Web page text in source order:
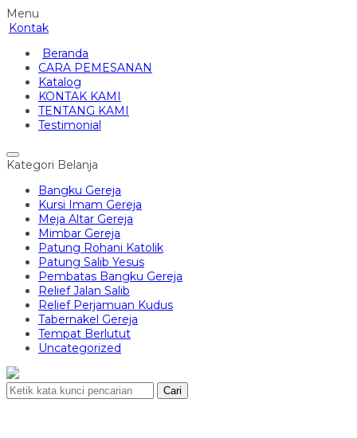
Menu
Kontak
Beranda
CARA PEMESANAN
Katalog
KONTAK KAMI
TENTANG KAMI
Testimonial
Kategori Belanja
Bangku Gereja
Kursi Imam Gereja
Meja Altar Gereja
Mimbar Gereja
Patung Rohani Katolik
Patung Salib Yesus
Pembatas Bangku Gereja
Relief Jalan Salib
Relief Perjamuan Kudus
Tabernakel Gereja
Tempat Berlutut
Uncategorized
Cari